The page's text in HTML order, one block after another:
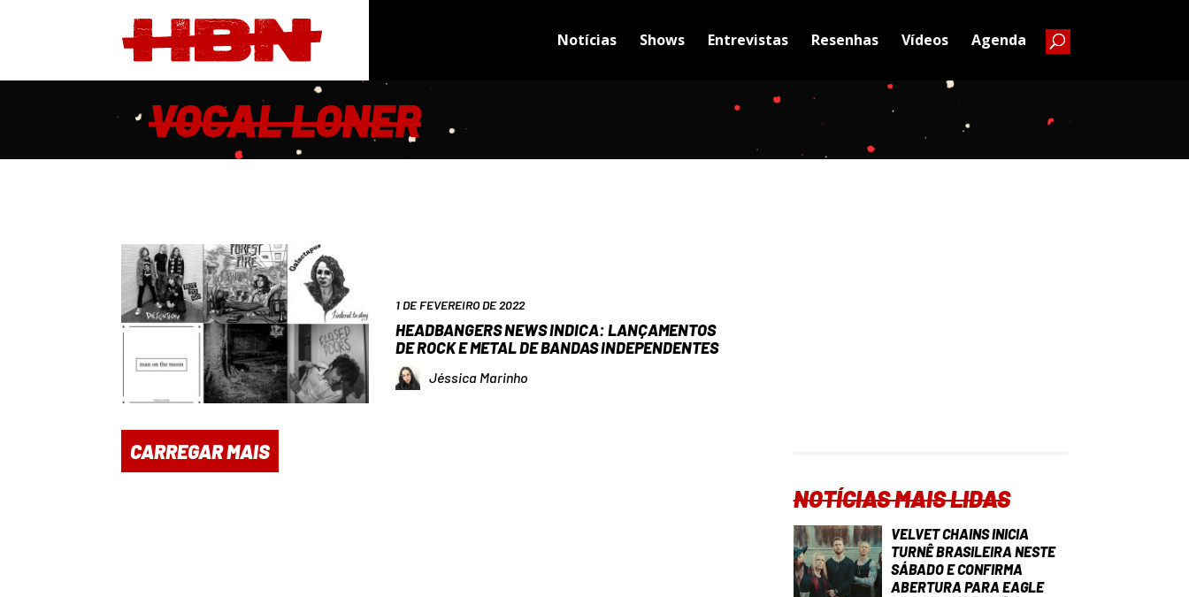
Notícias Shows Entrevistas Resenhas Vídeos Agenda
VOCAL LONER
1 DE FEVEREIRO DE 2022
HEADBANGERS NEWS INDICA: LANÇAMENTOS
DE ROCK E METAL DE BANDAS INDEPENDENTES
Jéssica Marinho
CARREGAR MAIS
NOTÍCIAS MAIS LIDAS
VELVET CHAINS INICIA
TURNÊ BRASILEIRA NESTE
SÁBADO E CONFIRMA
ABERTURA PARA EAGLE